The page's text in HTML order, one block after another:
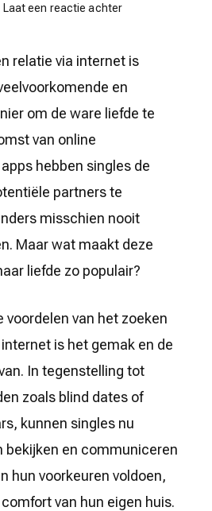
Laat een reactie achterop
liefde:
digitale
weg
naar
via
relatie via internet is
en
om de ware liefde te
van online
hebben singles de
partners te
misschien nooit
Maar wat maakt deze
liefde zo populair?
voordelen van het zoeken
is het gemak en de
In tegenstelling tot
zoals blind dates of
kunnen singles nu
bekijken en communiceren
hun voorkeuren voldoen,
van hun eigen huis.